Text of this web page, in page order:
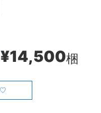
¥14,500梱